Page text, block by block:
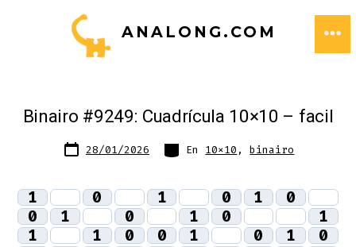
ANALONG.COM
Binairo #9249: Cuadrícula 10×10 – facil
Fecha
de 28/01/2026 Categorías
En 10x10 ,binairo
1 0 1 0 1
0
0
1 0 1 0
1
1
1 0 0 1 0 1
0